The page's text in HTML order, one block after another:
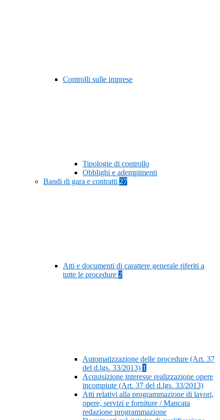
Controlli sulle imprese
Tipologie di controllo
Obblighi e adempimenti
Bandi di gara e contratti 27
Atti e documenti di carattere generale riferiti a
tutte le procedure 2
Automatizzazione delle procedure (Art. 37
del d.lgs. 33/2013) 1
Acquisizione interesse realizzazione opere
incompiute (Art. 37 del d.lgs. 33/2013)
Atti relativi alla programmazione di lavori,
opere, servizi e forniture / Mancata
redazione programmazione